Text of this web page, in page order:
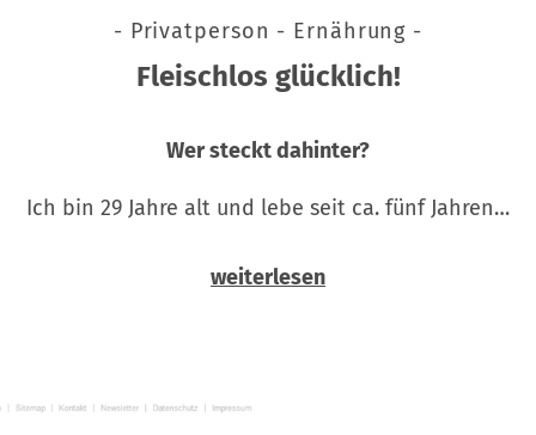
- Privatperson - Ernährung -
Fleischlos glücklich!
Wer steckt dahinter?
Ich bin 29 Jahre alt und lebe seit ca. fünf Jahren…
weiterlesen